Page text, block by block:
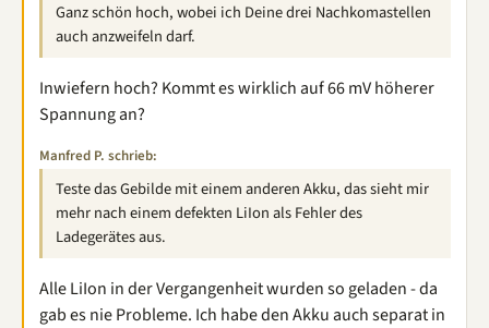
Ganz schön hoch, wobei ich Deine drei Nachkomastellen
auch anzweifeln darf.
Inwiefern hoch? Kommt es wirklich auf 66 mV höherer
Spannung an?
Manfred P. schrieb:
Teste das Gebilde mit einem anderen Akku, das sieht mir
mehr nach einem defekten LiIon als Fehler des
Ladegerätes aus.
Alle LiIon in der Vergangenheit wurden so geladen - da
gab es nie Probleme. Ich habe den Akku auch separat in